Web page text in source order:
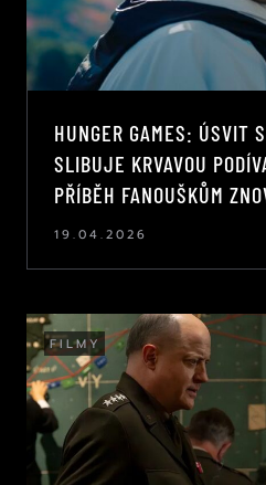
HUNGER GAMES: ÚSVIT
SLIBUJE KRVAVOU
PŘÍBĚH FANOUŠKŮM
19.04.2026
FILMY